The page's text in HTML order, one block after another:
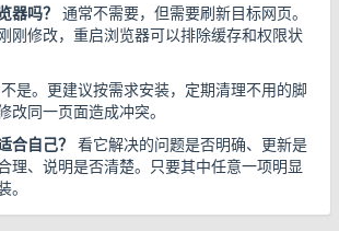
器吗？ 通常不需要，但需要刷新目标网页。
刚修改，重启浏览器可以排除缓存和权限状
不是。更建议按需求安装，定期清理不用的脚
改同一页面造成冲突。
合自己？ 看它解决的问题是否明确、更新是
理、说明是否清楚。只要其中任意一项明显